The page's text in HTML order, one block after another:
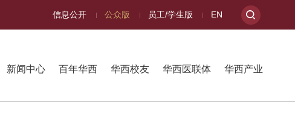
信息公开 公众版 员工/学生版 EN
新闻中心 百年华西 华西校友 华西医联体 华西产业